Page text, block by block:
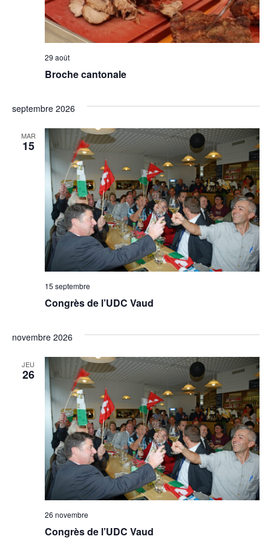
Broche cantonale
29 août
septembre 2026
MAR
15
Congrès de l’UDC Vaud
15 septembre
novembre 2026
JEU
26
Congrès de l’UDC Vaud
26 novembre